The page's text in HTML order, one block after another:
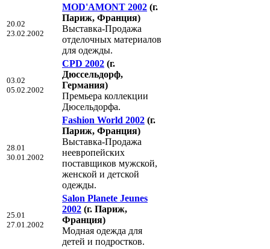
20.02
23.02.2002
MOD'AMONT 2002 (г.
Париж, Франция)
Выставка-Продажа
отделочных материалов
для одежды.
03.02
05.02.2002
CPD 2002 (г.
Дюссельдорф,
Германия)
Премьера коллекции
Дюсельдорфа.
28.01
30.01.2002
Fashion World 2002 (г.
Париж, Франция)
Выставка-Продажа
неевропейских
поставщиков мужской,
женской и детской
одежды.
25.01
27.01.2002
Salon Planete Jeunes
2002 (г. Париж,
Франция)
Модная одежда для
детей и подростков.